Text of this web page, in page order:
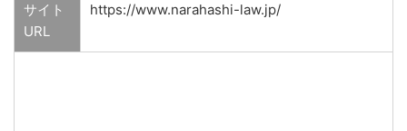
サイト
URL
https://www.narahashi-law.jp/